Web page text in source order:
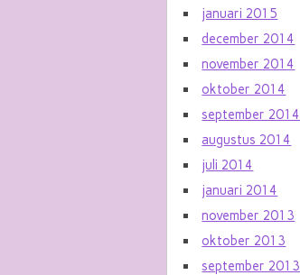
januari 2015
december 2014
november 2014
oktober 2014
september 2014
augustus 2014
juli 2014
januari 2014
november 2013
oktober 2013
september 2013